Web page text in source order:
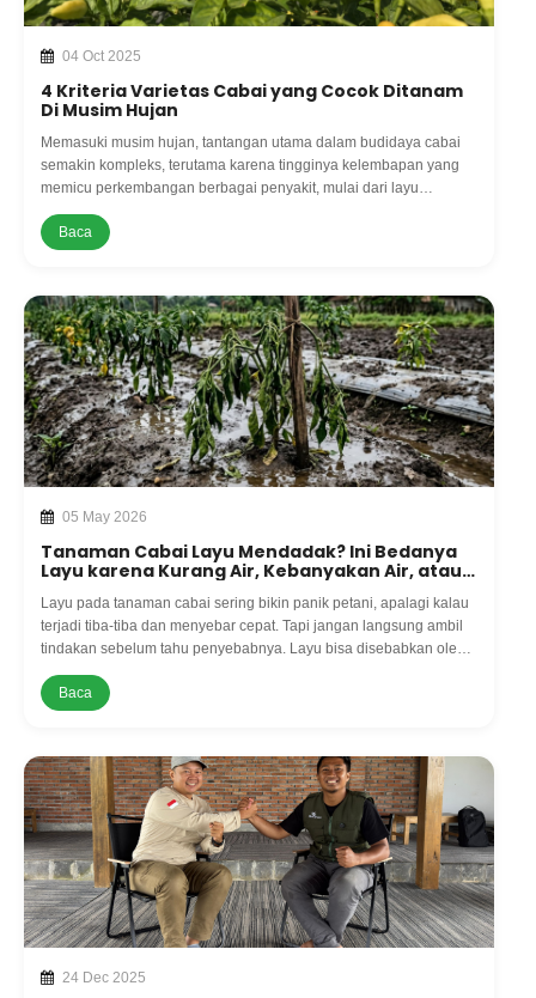
04 Oct 2025
4 Kriteria Varietas Cabai yang Cocok Ditanam
Di Musim Hujan
Memasuki musim hujan, tantangan utama dalam budidaya cabai
semakin kompleks, terutama karena tingginya kelembapan yang
memicu perkembangan berbagai penyakit, mulai dari layu
fusarium, antraknosa, busuk daun hingga serangan bercak daun.
Baca
05 May 2026
Tanaman Cabai Layu Mendadak? Ini Bedanya
Layu karena Kurang Air, Kebanyakan Air, atau
Layu pada tanaman cabai sering bikin panik petani, apalagi kalau
terjadi tiba-tiba dan menyebar cepat. Tapi jangan langsung ambil
tindakan sebelum tahu penyebabnya. Layu bisa disebabkan oleh
kekurangan air, kelebihan air, atau bahkan serangan penyakit sep
Baca
24 Dec 2025